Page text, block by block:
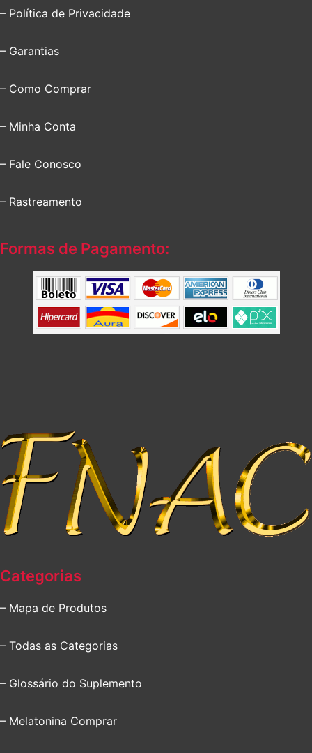
– Política de Privacidade
– Garantias
– Como Comprar
– Minha Conta
– Fale Conosco
– Rastreamento
Formas de Pagamento:
Categorias
– Mapa de Produtos
– Todas as Categorias
– Glossário do Suplemento
– Melatonina Comprar